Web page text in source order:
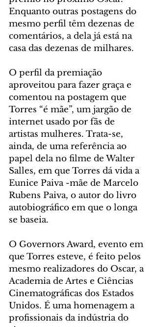
Enquanto outras postagens do
mesmo perfil têm dezenas de
comentários, a dela já está na
casa das dezenas de milhares.
O perfil da premiação
aproveitou para fazer graça e
comentou na postagem que
Torres “é mãe”, um jargão de
internet usado por fãs de
artistas mulheres. Trata-se,
ainda, de uma referência ao
papel dela no filme de Walter
Salles, em que Torres dá vida a
Eunice Paiva -mãe de Marcelo
Rubens Paiva, o autor do livro
autobiográfico em que o longa
se baseia.
O Governors Award, evento em
que Torres esteve, é feito pelos
mesmo realizadores do Oscar, a
Academia de Artes e Ciências
Cinematográficas dos Estados
Unidos. É uma homenagem a
profissionais da indústria do